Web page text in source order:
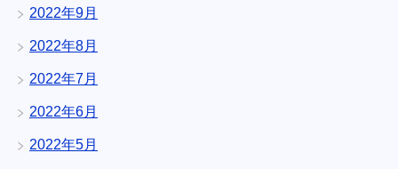
2022年9月
2022年8月
2022年7月
2022年6月
2022年5月